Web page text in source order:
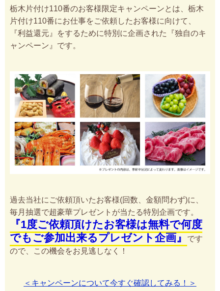
栃木片付け110番のお客様限定キャンペーンとは、栃木
片付け110番にお仕事をご依頼したお客様に向けて、
『利益還元』をするために特別に企画された『独自のキ
ャンペーン』です。
過去当社にご依頼頂いたお客様(回数、金額問わず)に、
毎月抽選で超豪華プレゼントが当たる特別企画です。
『1度ご依頼頂けたお客様は無料で何度
でもご参加出来るプレゼント企画』
です
ので、この機会をお見逃しなく！
＜キャンペーンについて今すぐ確認してみる！＞